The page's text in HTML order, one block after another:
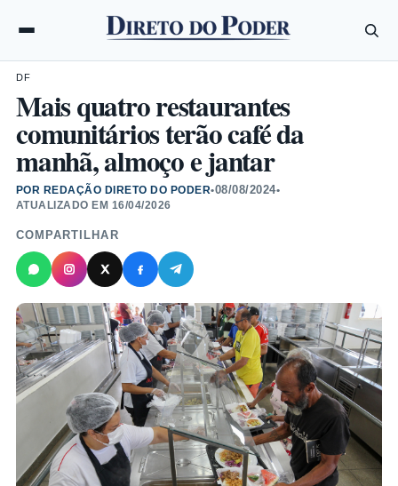
DF
Mais quatro restaurantes
comunitários terão café da
manhã, almoço e jantar
POR REDAÇÃO DIRETO DO PODER•08/08/2024•
ATUALIZADO EM 16/04/2026
COMPARTILHAR